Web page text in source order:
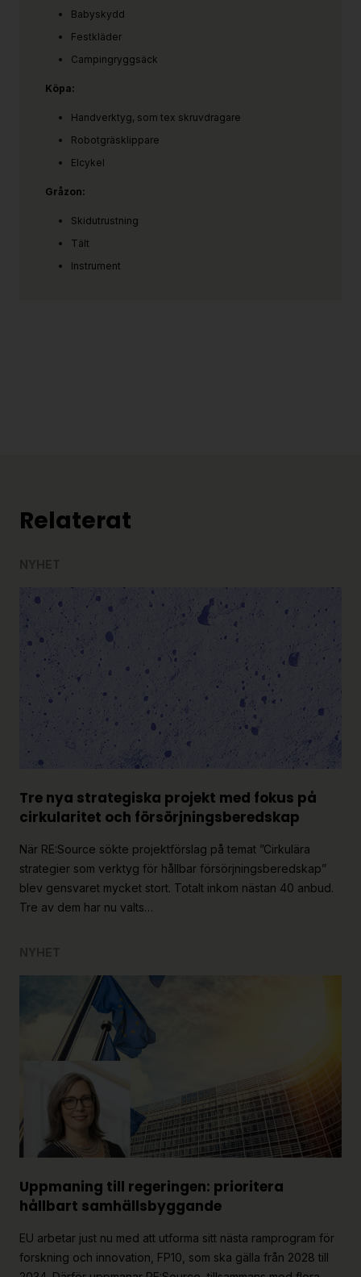
Babyskydd
Festkläder
Campingryggsäck
Köpa:
Handverktyg, som tex skruvdragare
Robotgräsklippare
Elcykel
Gråzon:
Skidutrustning
Tält
Instrument
Relaterat
Tre nya strategiska projekt med fokus på
cirkularitet och försörjningsberedskap
När RE:Source sökte projektförslag på temat ”Cirkulära
strategier som verktyg för hållbar försörjningsberedskap”
blev gensvaret mycket stort. Totalt inkom nästan 40 anbud.
Tre av dem har nu valts…
Uppmaning till regeringen: prioritera
hållbart samhällsbyggande
EU arbetar just nu med att utforma sitt nästa ramprogram för
forskning och innovation, FP10, som ska gälla från 2028 till